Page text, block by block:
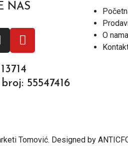
NAS
55547416
O nama
Tomović. Designed by